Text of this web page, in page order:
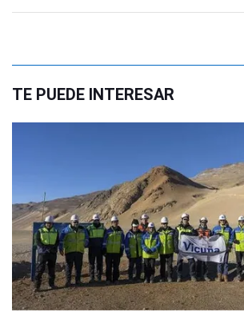
TE PUEDE INTERESAR